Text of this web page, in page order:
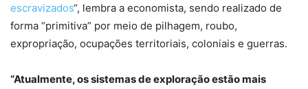
escravizados“, lembra a economista, sendo realizado de
forma “primitiva” por meio de pilhagem, roubo,
expropriação, ocupações territoriais, coloniais e guerras.
“Atualmente, os sistemas de exploração estão mais